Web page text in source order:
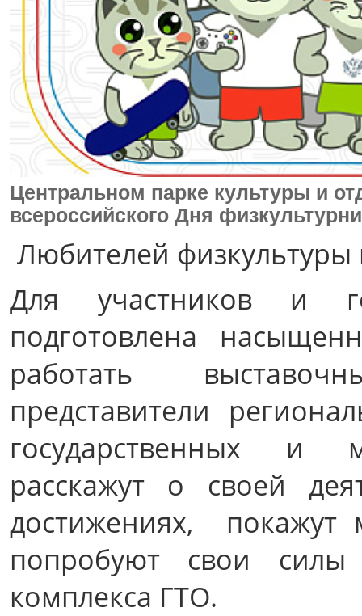
Центральном парке культуры и
всероссийского Дня
Любителей физкультуры
Для участников и
подготовлена
работать
представители
государственных и
расскажут о своей
достижениях, покажут
попробуют свои
комплекса ГТО.